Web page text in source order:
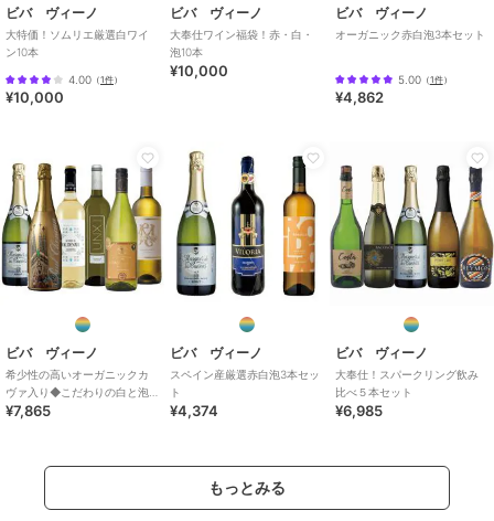
ビバ ヴィーノ
大特価！ソムリエ厳選白ワイ
ン10本
4.00 （1件）
¥10,000
ビバ ヴィーノ
大奉仕ワイン福袋！赤・白・
泡10本
¥10,000
ビバ ヴィーノ
オーガニック赤白泡3本セット
5.00（1件）
¥4,862
ビバ ヴィーノ
希少性の高いオーガニックカ
ヴァ入り◆こだわりの白と泡6
本セット
¥7,865
ビバ ヴィーノ
スペイン産厳選赤白泡3本セッ
ト
¥4,374
ビバ ヴィーノ
大奉仕！スパークリング飲み
比べ５本セット
¥6,985
もっとみる